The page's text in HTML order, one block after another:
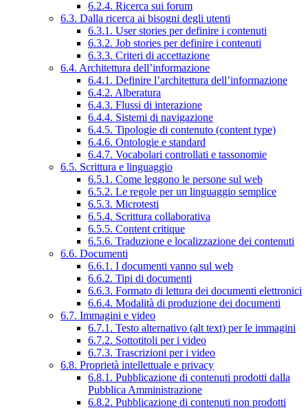
6.2.4. Ricerca sui forum
6.3. Dalla ricerca ai bisogni degli utenti
6.3.1. User stories per definire i contenuti
6.3.2. Job stories per definire i contenuti
6.3.3. Criteri di accettazione
6.4. Architettura dell’informazione
6.4.1. Definire l’architettura dell’informazione
6.4.2. Alberatura
6.4.3. Flussi di interazione
6.4.4. Sistemi di navigazione
6.4.5. Tipologie di contenuto (content type)
6.4.6. Ontologie e standard
6.4.7. Vocabolari controllati e tassonomie
6.5. Scrittura e linguaggio
6.5.1. Come leggono le persone sul web
6.5.2. Le regole per un linguaggio semplice
6.5.3. Microtesti
6.5.4. Scrittura collaborativa
6.5.5. Content critique
6.5.6. Traduzione e localizzazione dei contenuti
6.6. Documenti
6.6.1. I documenti vanno sul web
6.6.2. Tipi di documenti
6.6.3. Formato di lettura dei documenti elettronici
6.6.4. Modalità di produzione dei documenti
6.7. Immagini e video
6.7.1. Testo alternativo (alt text) per le immagini
6.7.2. Sottotitoli per i video
6.7.3. Trascrizioni per i video
6.8. Proprietà intellettuale e privacy
6.8.1. Pubblicazione di contenuti prodotti dalla
Pubblica Amministrazione
6.8.2. Pubblicazione di contenuti non prodotti